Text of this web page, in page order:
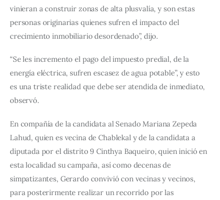
vinieran a construir zonas de alta plusvalía, y son estas
personas originarias quienes sufren el impacto del
crecimiento inmobiliario desordenado”, dijo.
“Se les incremento el pago del impuesto predial, de la
energía eléctrica, sufren escasez de agua potable”, y esto
es una triste realidad que debe ser atendida de inmediato,
observó.
En compañía de la candidata al Senado Mariana Zepeda
Lahud, quien es vecina de Chablekal y de la candidata a
diputada por el distrito 9 Cinthya Baqueiro, quien inició en
esta localidad su campaña, así como decenas de
simpatizantes, Gerardo convivió con vecinas y vecinos,
para posterirmente realizar un recorrido por las